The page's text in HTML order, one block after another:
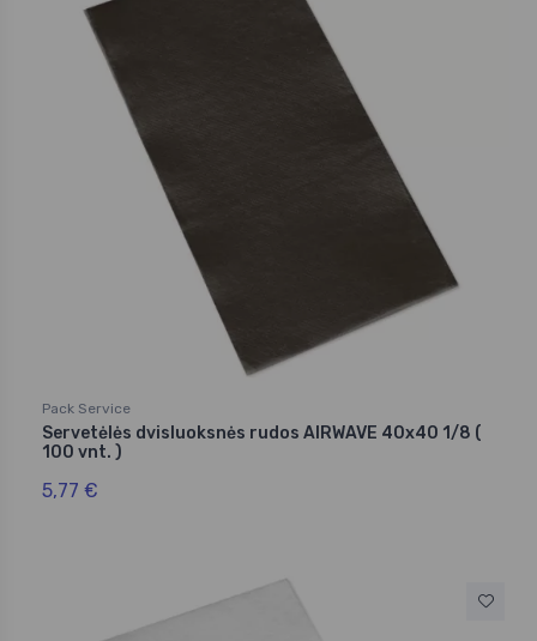
Pack Service
Servetėlės dvisluoksnės rudos AIRWAVE 40x40 1/8 (
100 vnt. )
5,77 €